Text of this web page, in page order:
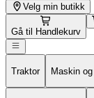
Velg min butikk
Gå til Handlekurv
Traktor Maskin